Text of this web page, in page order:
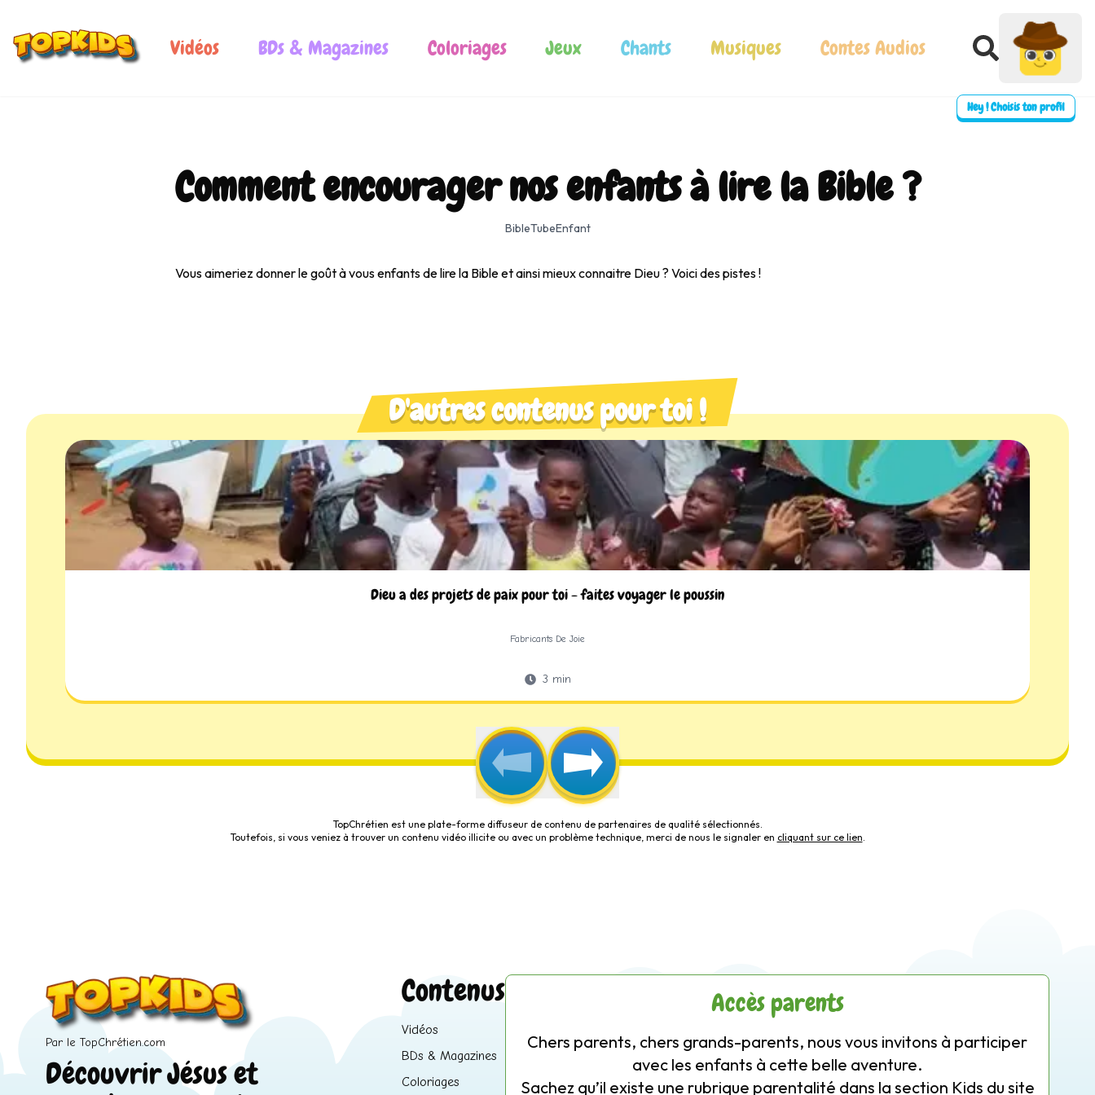
Vidéos BDs & Magazines Coloriages Jeux Chants Musiques Contes Audios
Hey ! Choisis ton profil
Comment encourager nos enfants à lire la Bible ?
BibleTubeEnfant
Vous aimeriez donner le goût à vous enfants de lire la Bible et ainsi mieux connaitre Dieu ? Voici des pistes !
D'autres contenus pour toi !
Dieu a des projets de paix pour toi - faites voyager le poussin
Fabricants De Joie
3 min
TopChrétien est une plate-forme diffuseur de contenu de partenaires de qualité sélectionnés.
Toutefois, si vous veniez à trouver un contenu vidéo illicite ou avec un problème technique, merci de nous le signaler en cliquant sur ce lien.
Par le TopChrétien.com
Découvrir Jésus et
Contenus
Vidéos
BDs & Magazines
Coloriages
Accès parents
Chers parents, chers grands-parents, nous vous invitons à participer
avec les enfants à cette belle aventure.
Sachez qu’il existe une rubrique parentalité dans la section Kids du site